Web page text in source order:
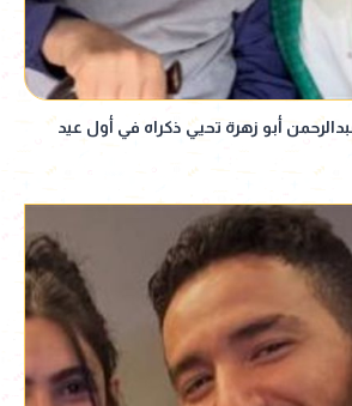
أبو زهرة تحيي ذكراه في أول عيد